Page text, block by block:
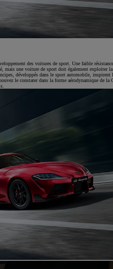
des voitures de sport. Une faible
mais une voiture de sport doit également exploiter la
développés dans le sport automobile, inspirent
le constater dans la forme aérodynamique de la